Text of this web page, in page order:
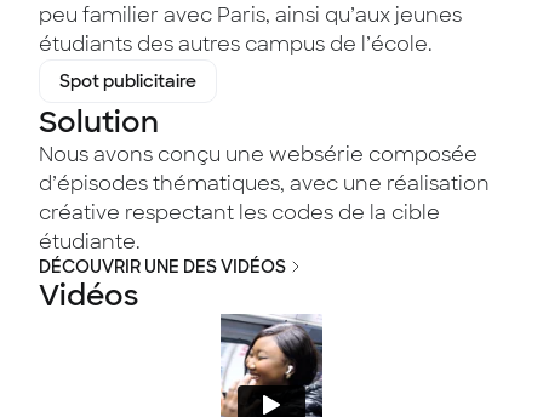
peu familier avec Paris, ainsi qu’aux jeunes
étudiants des autres campus de l’école.
Spot publicitaire
Solution
Nous avons conçu une websérie composée
d’épisodes thématiques, avec une réalisation
créative respectant les codes de la cible
étudiante.
DÉCOUVRIR UNE DES VIDÉOS
Vidéos